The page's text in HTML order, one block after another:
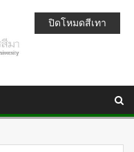
ปิดโหมดสีเทา